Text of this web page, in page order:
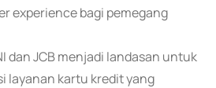
experience bagi pemegang
dan JCB menjadi landasan untuk
layanan kartu kredit yang